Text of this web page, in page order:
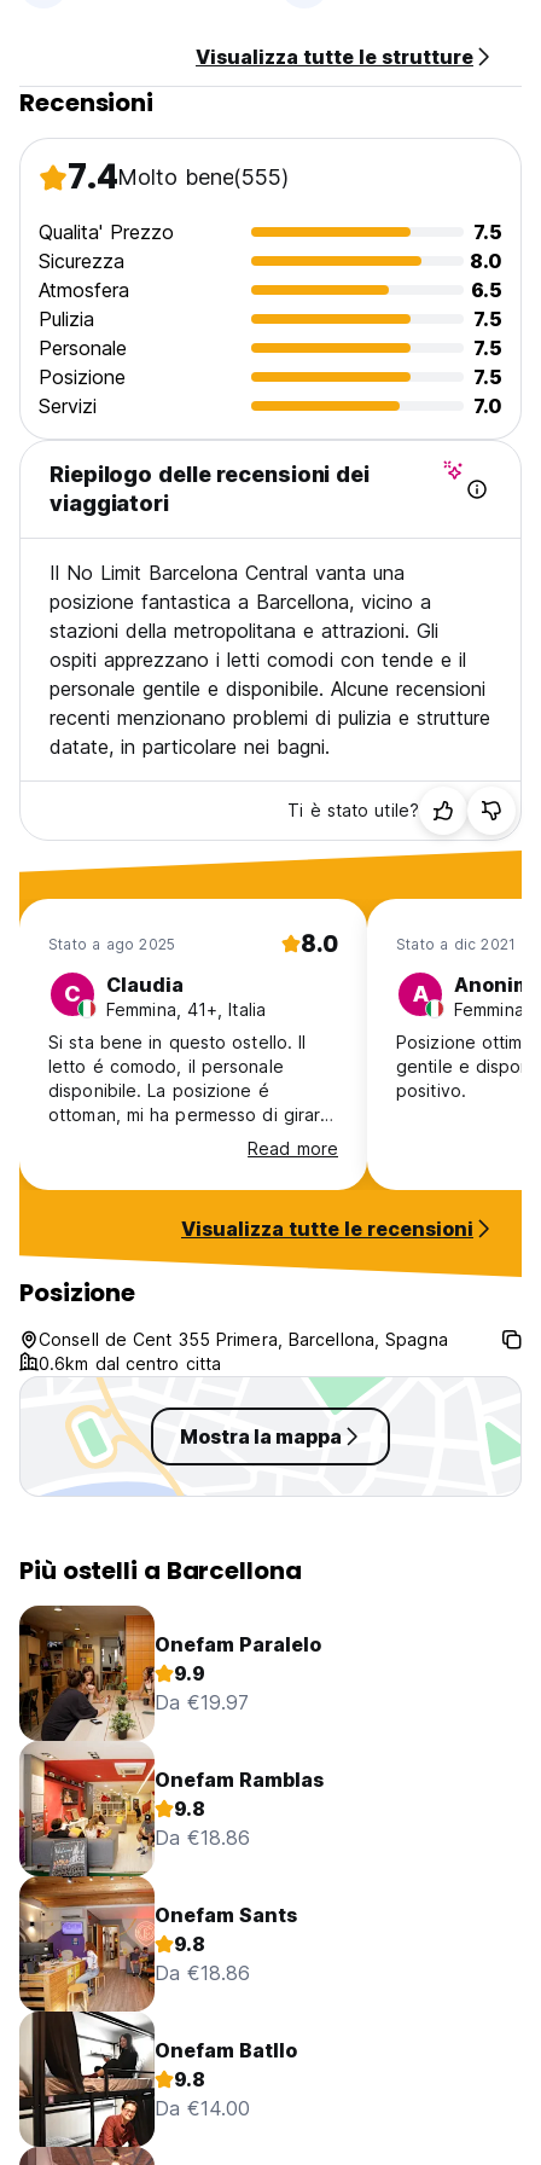
Visualizza tutte le strutture
Recensioni
7.4Molto bene(555)
Qualita' Prezzo
7.5
Sicurezza
8.0
Atmosfera
6.5
Pulizia
7.5
Personale
7.5
Posizione
7.5
Servizi
7.0
Riepilogo delle recensioni dei
viaggiatori
Il No Limit Barcelona Central vanta una
posizione fantastica a Barcellona, vicino a
stazioni della metropolitana e attrazioni. Gli
ospiti apprezzano i letti comodi con tende e il
personale gentile e disponibile. Alcune recensioni
recenti menzionano problemi di pulizia e strutture
datate, in particolare nei bagni.
Ti è stato utile?
Stato a ago 2025 8.0
C Claudia
Femmina, 41+, Italia
Si sta bene in questo ostello. Il
letto é comodo, il personale
disponibile. La posizione é
ottoman, mi ha permesso di girare
a piedi . Andrebbero curati meglio
gli spazi comuni, la cucina e la
terrazzo vengono chiuse troppo
viene staccata. Le stoviglie della
cucina sono molto usurate. In
generale dá tutti i servizi che
promette
Read more
Stato a dic 2021
A
Femmina,
Posizione
gentile e
positivo.
Visualizza tutte le recensioni
Posizione
Consell de Cent 355 Primera, Barcellona, Spagna
0.6km dal centro citta
Mostra la mappa
Più ostelli a Barcellona
Onefam Paralelo
9.9
Da €19.97
Onefam Ramblas
9.8
Da €18.86
Onefam Sants
9.8
Da €18.86
Onefam Batllo
9.8
Da €14.00